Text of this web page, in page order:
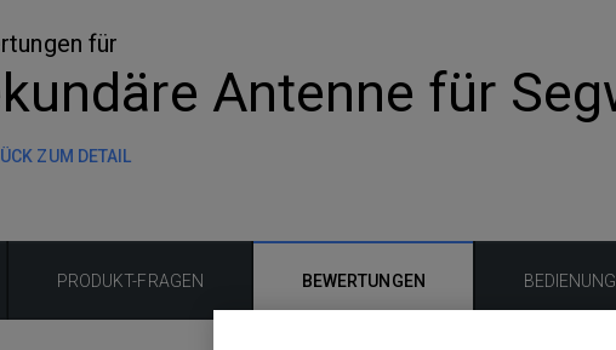
für
Antenne für
ZUM DETAIL
PRODUKT-FRAGEN BEWERTUNGEN